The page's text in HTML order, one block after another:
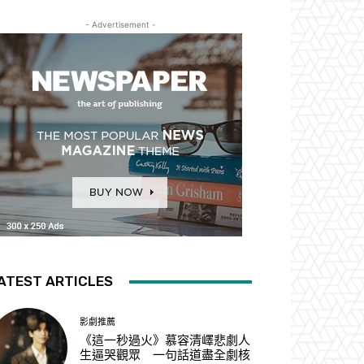
- Advertisement -
ARTICLES
影劇推薦
《這一秒過火》慕容清嶧悲劇人
生逼哭觀眾 一句話道盡全劇核